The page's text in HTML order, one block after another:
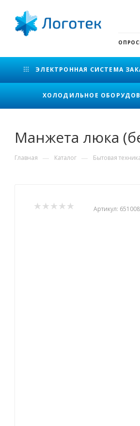
ЭЛЕКТРОННАЯ СИСТЕМА
ХОЛОДИЛЬНОЕ
Манжета люка
Главная — Каталог — Бытовая
Артикул: